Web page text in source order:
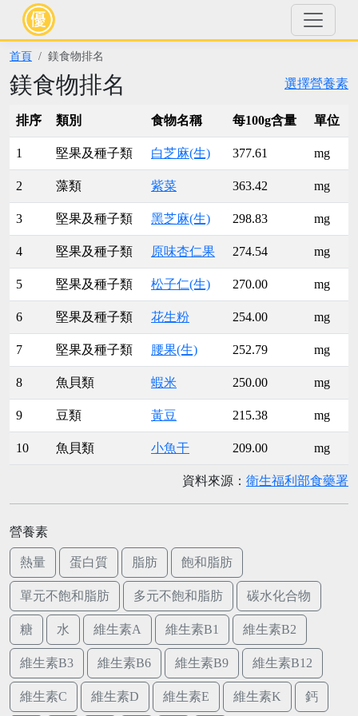
首頁 鎂食物排名
選擇營養素
鎂食物排名
排序 類別 食物名稱 每100g含量 單位
1 堅果及種子類 白芝麻(生) 377.61 mg
2 藻類 紫菜 363.42 mg
3 堅果及種子類 黑芝麻(生) 298.83 mg
4 堅果及種子類 原味杏仁果 274.54 mg
5 堅果及種子類 松子仁(生) 270.00 mg
6 堅果及種子類 花生粉 254.00 mg
7 堅果及種子類 腰果(生) 252.79 mg
8 魚貝類 蝦米 250.00 mg
9 豆類 黃豆 215.38 mg
10 魚貝類 小魚干 209.00 mg
資料來源： 衛生福利部食藥署
營養素
熱量 蛋白質 脂肪 飽和脂肪
單元不飽和脂肪 多元不飽和脂肪 碳水化合物
糖 水 維生素A 維生素B1 維生素B2
維生素B3 維生素B6 維生素B9 維生素B12
維生素C 維生素D 維生素E 維生素K 鈣